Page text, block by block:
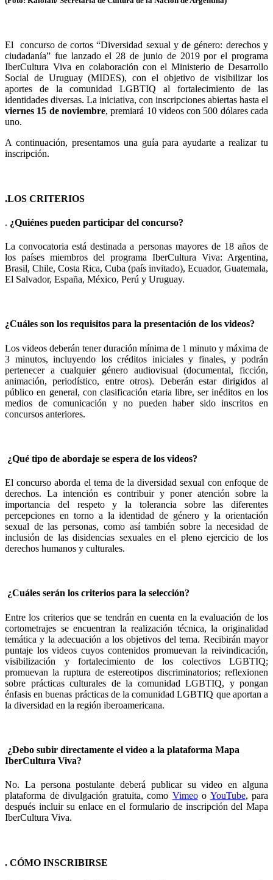
El concurso de cortos “Diversidad sexual y de género: derechos y
ciudadanía” fue lanzado el 28 de junio de 2019 por el programa
IberCultura Viva en colaboración con el Ministerio de Desarrollo
Social de Uruguay (MIDES), con el objetivo de visibilizar los
aportes de la comunidad LGBTIQ al fortalecimiento de las
identidades diversas. La iniciativa, con inscripciones abiertas hasta el
viernes 15 de noviembre, premiará 10 videos con 500 dólares cada
uno.
A continuación, presentamos una guía paraayudarte a realizar tu
inscripción.
.LOS CRITERIOS
. ¿Quiénes pueden participar del concurso?
La convocatoria está destinada a personas mayores de 18 años de
los países miembros del programa IberCultura Viva: Argentina,
Brasil, Chile, Costa Rica, Cuba (país invitado), Ecuador, Guatemala,
El Salvador, España, México, Perú y Uruguay.
¿Cuáles son los requisitos para la presentación de los videos?
Los videos deberán tener duración mínima de 1 minuto y máxima de
3 minutos, incluyendo los créditos iniciales y finales, y podrán
pertenecer a cualquier género audiovisual (documental, ficción,
animación, periodístico, entre otros). Deberán estar dirigidos al
público en general, con clasificación etaria libre, ser inéditos en los
medios de comunicación y no pueden haber sido inscritos en
concursos anteriores.
¿Qué tipo de abordaje se espera de los videos?
El concurso aborda el tema de la diversidad sexual con enfoque de
derechos. La intención es contribuir y poner atención sobre la
importancia del respeto y la tolerancia sobre las diferentes
percepciones en torno a la identidad de género y la orientación
sexual de las personas, como así también sobre la necesidad de
inclusión de las disidencias sexuales en el pleno ejercicio de los
derechos humanos y culturales.
¿Cuáles serán los criterios para la selección?
Entre los criterios que se tendrán en cuenta en la evaluación de los
cortometrajes se encuentran la realización técnica, la originalidad
temática y la adecuación a los objetivos del tema. Recibirán mayor
puntaje los videos cuyos contenidos promuevan la reivindicación,
visibilización y fortalecimiento de los colectivos LGBTIQ;
promuevan la ruptura de estereotipos discriminatorios; reflexionen
sobre prácticas culturales de la comunidad LGBTIQ, y pongan
énfasis en buenas prácticas de la comunidad LGBTIQ que aportan a
la diversidad en la región iberoamericana.
¿Debo subir directamente el video a la plataforma Mapa
IberCultura Viva?
No. La persona postulante deberá publicar su video en alguna
plataforma de divulgación gratuita, como Vimeoo YouTube, para
después incluir su enlace en el formulario de inscripción del Mapa
IberCultura Viva.
. CÓMO INSCRIBIRSE